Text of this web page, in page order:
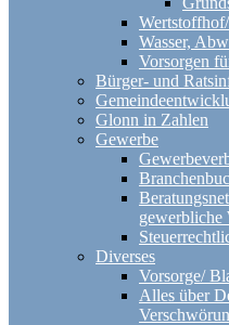
Wasser,
Vorsorgen
Bürger- und
Glonn in Zahlen
Gewerbe
gewerbliche
Diverses
Vorsorge/
Alles über